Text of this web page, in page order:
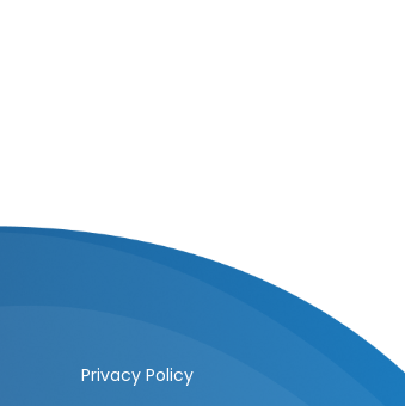
Privacy Policy